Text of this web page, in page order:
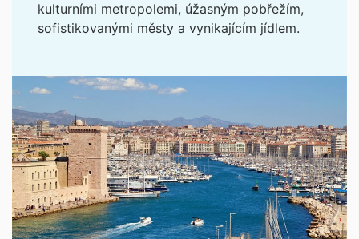
kulturními metropolemi, úžasným pobřežím,
sofistikovanými městy a vynikajícím jídlem.